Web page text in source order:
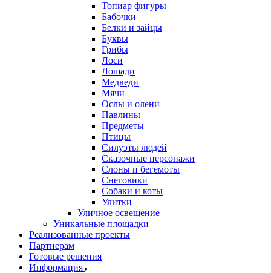
Топиар фигуры
Бабочки
Белки и зайцы
Буквы
Грибы
Лоси
Лошади
Медведи
Мячи
Ослы и олени
Павлины
Предметы
Птицы
Силуэты людей
Сказочные персонажи
Слоны и бегемоты
Снеговики
Собаки и коты
Улитки
Уличное освещение
Уникальные площадки
Реализованные проекты
Партнерам
Готовые решения
Информация